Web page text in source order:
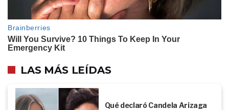
LAS MÁS LEÍDAS
Qué declaró Candela Arizaga